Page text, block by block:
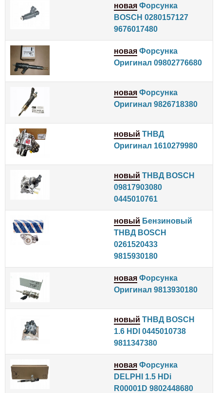
новая Форсунка
BOSCH 0280157127
9676017480
новая Форсунка
Оригинал 09802776680
новая Форсунка
Оригинал 9826718380
новый ТНВД
Оригинал 1610279980
новый ТНВД BOSCH
09817903080
0445010761
новый Бензиновый
ТНВД BOSCH
0261520433
9815930180
новая Форсунка
Оригинал 9813930180
новый ТНВД BOSCH
1.6 HDI 0445010738
9811347380
новая Форсунка
DELPHI 1.5 HDi
R00001D 9802448680